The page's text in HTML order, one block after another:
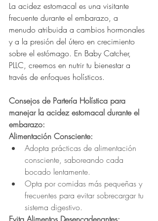
La acidez estomacal es una visitante
frecuente durante el embarazo, a
menudo atribuida a cambios hormonales
y a la presión del útero en crecimiento
sobre el estómago. En Baby Catcher,
PLLC, creemos en nutrir tu bienestar a
través de enfoques holísticos.
Consejos de Partería Holística para
manejar la acidez estomacal durante el
embarazo:
Alimentación Consciente:
Adopta prácticas de alimentación
consciente, saboreando cada
bocado lentamente.
Opta por comidas más pequeñas y
frecuentes para evitar sobrecargar tu
sistema digestivo.